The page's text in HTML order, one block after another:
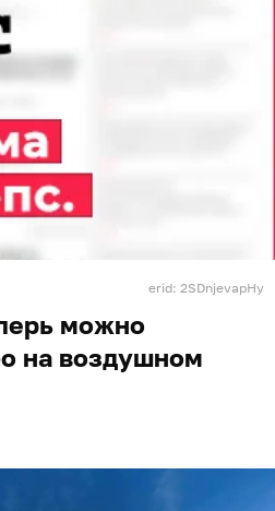
erid: 2SDnjevapHy
можно
на воздушном